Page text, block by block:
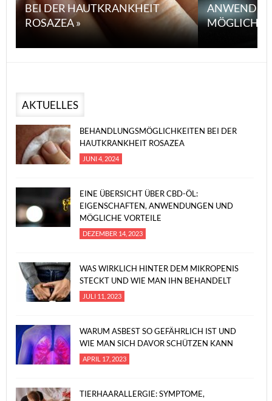
BEI DER HAUTKRANKHEIT
ROSAZEA »
MÖGLICHE
AKTUELLES
BEHANDLUNGSMÖGLICHKEITEN BEI DER
HAUTKRANKHEIT ROSAZEA
JUNI 4, 2024
EINE ÜBERSICHT ÜBER CBD-ÖL:
EIGENSCHAFTEN, ANWENDUNGEN UND
MÖGLICHE VORTEILE
DEZEMBER 14, 2023
WAS WIRKLICH HINTER DEM MIKROPENIS
STECKT UND WIE MAN IHN BEHANDELT
JULI 11, 2023
WARUM ASBEST SO GEFÄHRLICH IST UND
WIE MAN SICH DAVOR SCHÜTZEN KANN
APRIL 17, 2023
TIERHAARALLERGIE: SYMPTOME,